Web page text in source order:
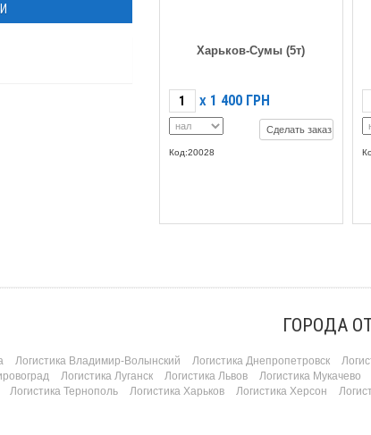
Харьков-Сумы (5т)
X 1 400 ГРН
Сделать заказ
Код:20028
ГОРОДА
Логистика Владимир-Волынский Логистика Днепропетровск
Логистика Луганск Логистика Львов Логистика Мукачево
Логистика Тернополь
Логистика Харьков Логистика Херсон